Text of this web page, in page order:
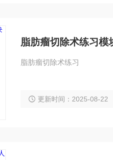
脂肪瘤切除术练习模
脂肪瘤切除术练习
更新时间：2025-08-22